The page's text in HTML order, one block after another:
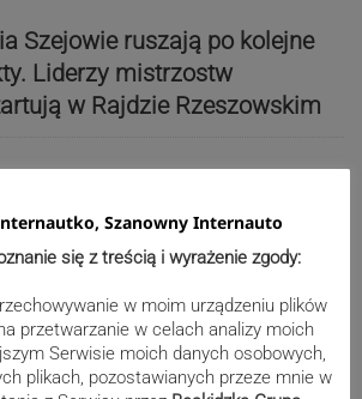
Szejowie ruszają po kolejne
Liderzy mistrzostw
w Rajdzie Rzeszowskim
SZCZEGÓŁOWY PROGRAM
stolicą europejskiego kajak
Kilkadziesiąt drużyn z całej
Szanowny Internauto
się z treścią i wyrażenie zgody:
w moim urządzeniu plików
przetwarzanie w celach analizy moich
Serwisie moich danych osobowych,
plikach, pozostawianych przeze mnie w